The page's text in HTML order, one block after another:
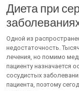
Диета при
Одной из
недостаточность.
лечения, но помимо
пациенту назначается
сосудистых
пациента, поэтому